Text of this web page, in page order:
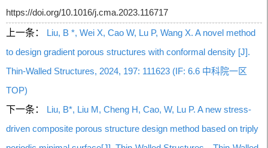
https://doi.org/10.1016/j.cma.2023.116717
上一条：
Liu, B *, Wei X, Cao W, Lu P, Wang X. A novel method
to design gradient porous structures with conformal density [J].
Thin-Walled Structures, 2024, 197: 111623 (IF: 6.6 中科院一区
TOP)
下一条：
Liu, B*, Liu M, Cheng H, Cao, W, Lu P. A new stress-
driven composite porous structure design method based on triply